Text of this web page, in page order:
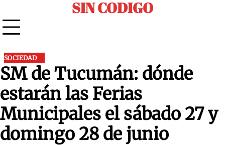
to
content
SIN CODIGO
SOCIEDAD
SM de Tucumán: dónde
estarán las Ferias
Municipales el sábado 27 y
domingo 28 de junio